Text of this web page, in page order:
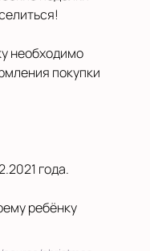
необходимо
покупки
года.
ребёнку